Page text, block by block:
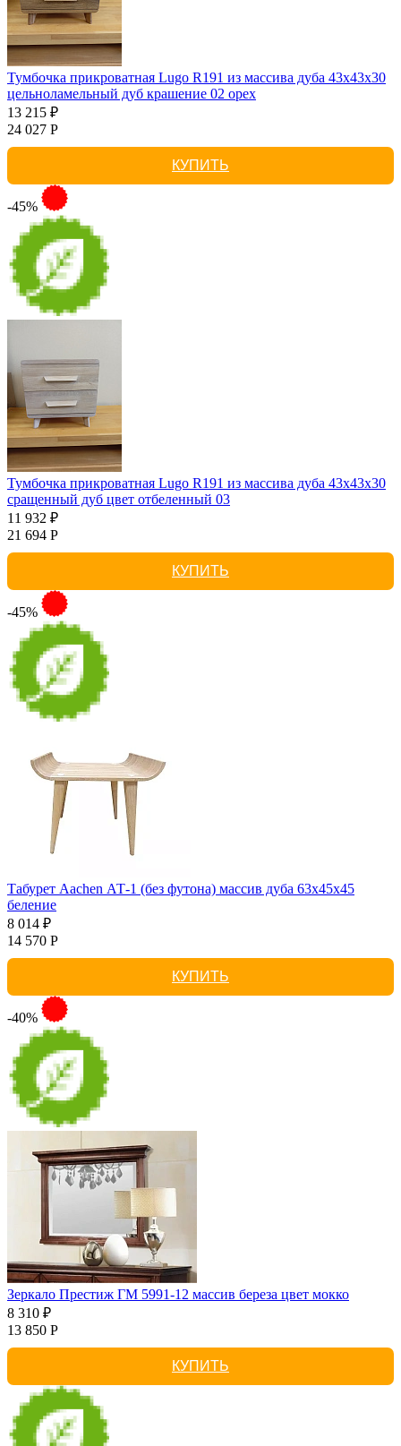
Тумбочка прикроватная Lugo R191 из массива дуба 43х43х30
цельноламельный дуб крашение 02 орех
13 215 ₽
24 027 Р
КУПИТЬ
-45%
Тумбочка прикроватная Lugo R191 из массива дуба 43х43х30
сращенный дуб цвет отбеленный 03
11 932 ₽
21 694 Р
КУПИТЬ
-45%
Табурет Aachen АТ-1 (без футона) массив дуба 63х45х45
беление
8 014 ₽
14 570 Р
КУПИТЬ
-40%
Зеркало Престиж ГМ 5991-12 массив береза цвет мокко
8 310 ₽
13 850 Р
КУПИТЬ